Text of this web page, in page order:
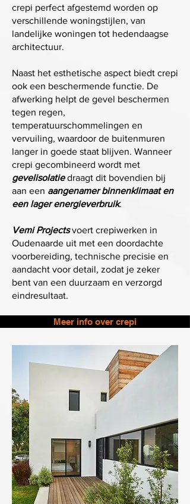
crepi perfect afgestemd worden op
verschillende woningstijlen, van
landelijke woningen tot hedendaagse
architectuur.
Naast het esthetische aspect biedt crepi
ook een beschermende functie. De
afwerking helpt de gevel beschermen
tegen regen,
temperatuurschommelingen en
vervuiling, waardoor de buitenmuren
langer in goede staat blijven. Wanneer
crepi gecombineerd wordt met
gevelisolatiedraagt dit bovendien bij
aan een aangenamer binnenklimaat en
een lager energieverbruik.
Vemi Projectsvoert crepiwerken in
Oudenaarde uit met een doordachte
voorbereiding, technische precisie en
aandacht voor detail, zodat je zeker
bent van een duurzaam en verzorgd
eindresultaat.
Meer info over crepi